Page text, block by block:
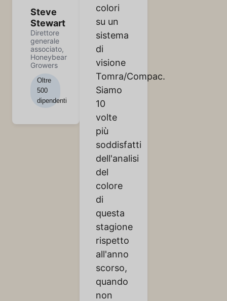
Steve
Stewart
Direttore
generale
associato,
Honeybear
Growers
Oltre
500
dipendenti
colori
su un
sistema
di
visione
Tomra/Compac.
Siamo
10
volte
più
soddisfatti
dell'analisi
del
colore
di
questa
stagione
rispetto
all'anno
scorso,
quando
non